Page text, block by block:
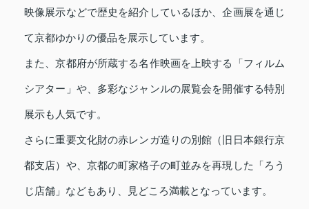
映像展示などで歴史を紹介しているほか、企画展を通じ
て京都ゆかりの優品を展示しています。
また、京都府が所蔵する名作映画を上映する「フィルム
シアター」や、多彩なジャンルの展覧会を開催する特別
展示も人気です。
さらに重要文化財の赤レンガ造りの別館（旧日本銀行京
都支店）や、京都の町家格子の町並みを再現した「ろう
じ店舗」などもあり、見どころ満載となっています。